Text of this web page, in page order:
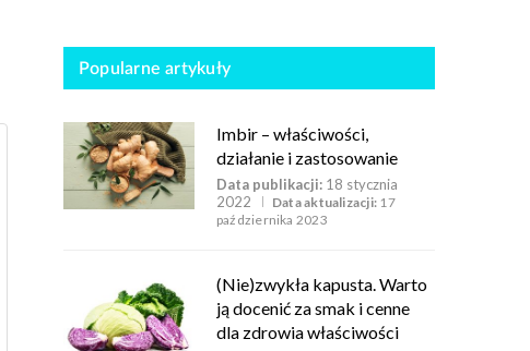
Popularne artykuły
Imbir – właściwości,
działanie i zastosowanie
Data publikacji: 18 stycznia
2022
Data aktualizacji: 17
października 2023
(Nie)zwykła kapusta. Warto
ją docenić za smak i cenne
dla zdrowia właściwości